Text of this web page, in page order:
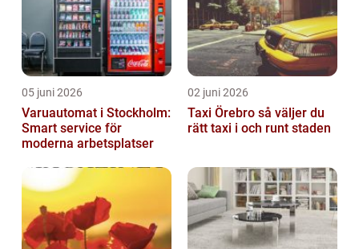
05 juni 2026
Varuautomat i Stockholm:
Smart service för
moderna arbetsplatser
02 juni 2026
Taxi Örebro så väljer du
rätt taxi i och runt staden